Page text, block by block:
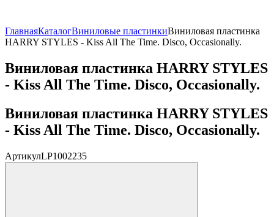
ГлавнаяКаталогВиниловые пластинкиВиниловая пластинка
HARRY STYLES - Kiss All The Time. Disco, Occasionally.
Виниловая пластинка HARRY STYLES
- Kiss All The Time. Disco, Occasionally.
Виниловая пластинка HARRY STYLES
- Kiss All The Time. Disco, Occasionally.
АртикулLP1002235